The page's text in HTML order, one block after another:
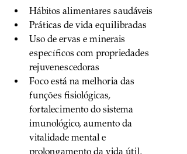
Hábitos alimentares saudáveis
Práticas de vida equilibradas
Uso de ervas e minerais
específicos com propriedades
rejuvenescedoras
Foco está na melhoria das
funções fisiológicas,
fortalecimento do sistema
imunológico, aumento da
vitalidade mental e
prolongamento da vida útil.